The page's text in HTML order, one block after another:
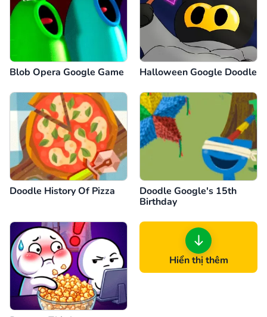
Blob Opera Google Game Halloween Google Doodle
Doodle History Of Pizza
Doodle Google's 15th
Birthday
Hiển thị thêm